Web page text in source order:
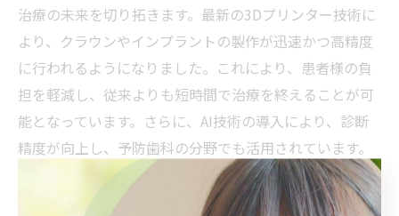
治療の未来を切り拓きます。最新の3Dプリンター技術に
より、クラウンやインプラントの製作が迅速かつ高精度
に行われるようになりました。これにより、患者様の負
担を軽減し、従来よりも短時間で治療を終えることが可
能となっています。さらに、AI技術の導入により、診断
精度が向上し、予防歯科の分野でも活用されています。
特に、虫歯の初期段階での発見や、歯周病のリスク評価
がAIによって行われることで、より効果的な予防策が講